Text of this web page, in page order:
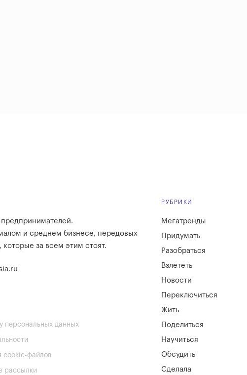
и среднем бизнесе, передовых
которые за всем этим стоят.
персональных данных
cookie-файлов
рассылки
РУБРИКИ
Мегатренды
Придумать
Разобраться
Взлететь
Новости
Переключиться
Жить
Поделиться
Научиться
Обсудить
Сделала